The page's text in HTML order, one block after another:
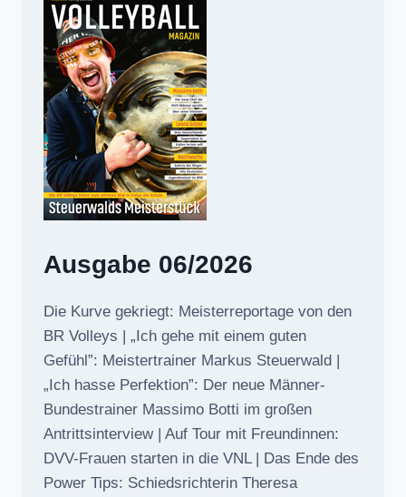
Ausgabe 06/2026
Die Kurve gekriegt: Meisterreportage von den
BR Volleys | „Ich gehe mit einem guten
Gefühl”: Meistertrainer Markus Steuerwald |
„Ich hasse Perfektion”: Der neue Männer-
Bundestrainer Massimo Botti im großen
Antrittsinterview | Auf Tour mit Freundinnen:
DVV-Frauen starten in die VNL | Das Ende des
Power Tips: Schiedsrichterin Theresa